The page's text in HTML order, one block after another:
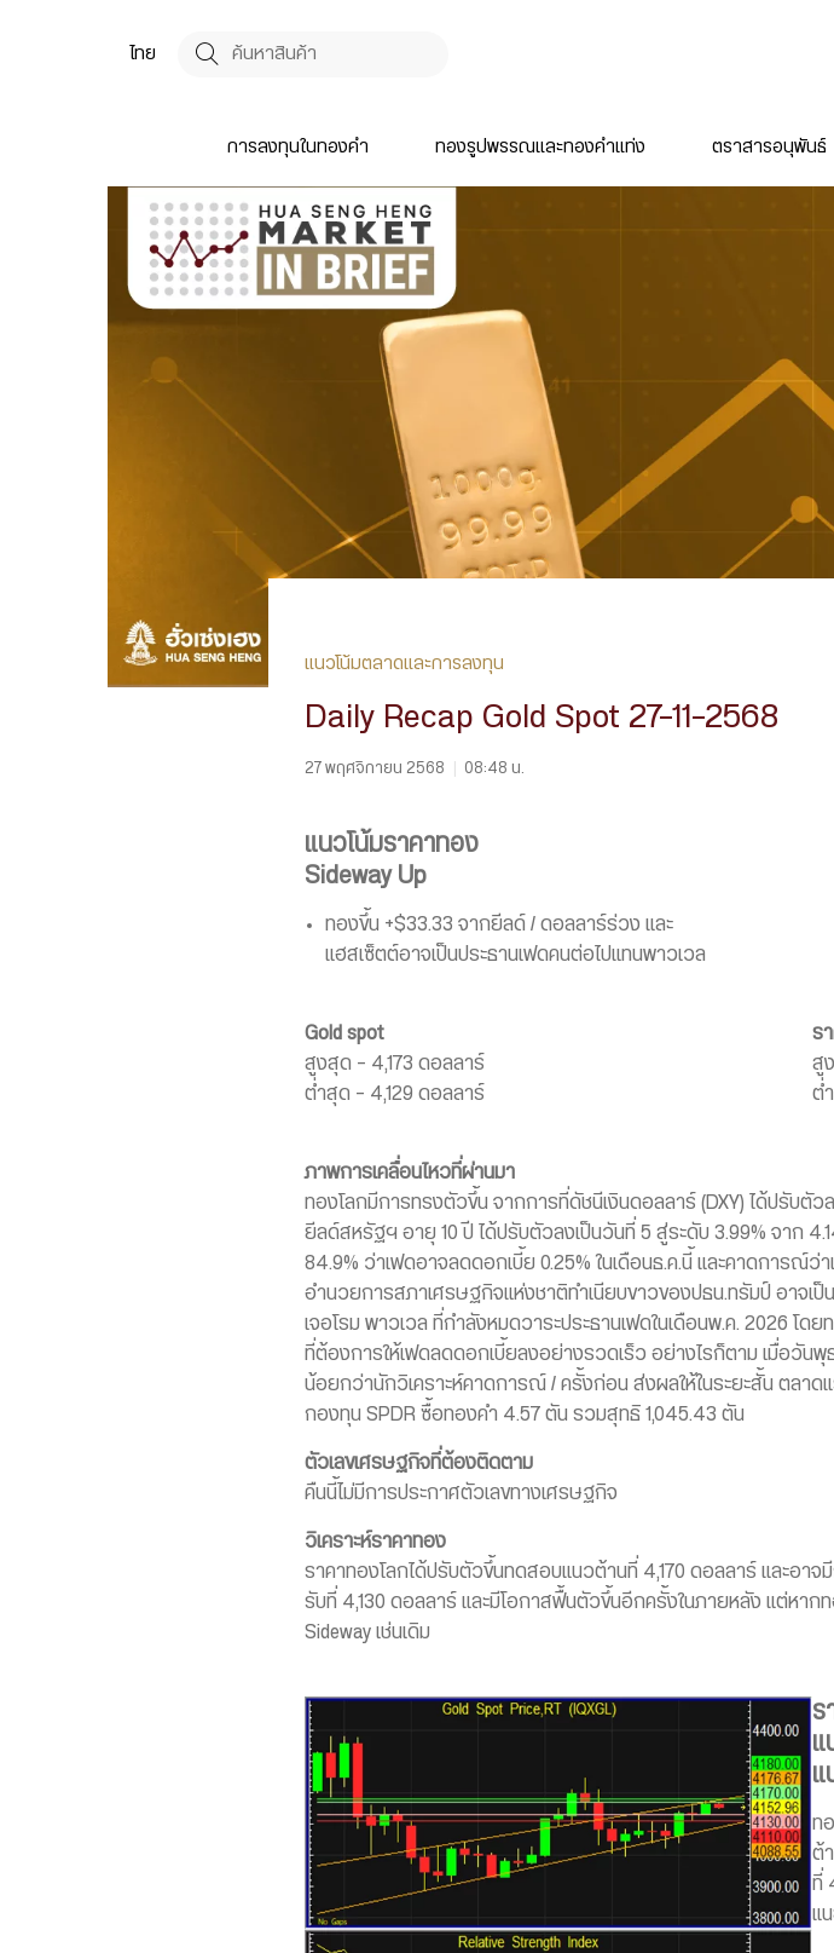
ไทย
การลงทุนในทองคำ ทองรูปพรรณและทองคำแท่ง ตราสารอนุพันธ์
แนวโน้มตลาดและการลงทุน
Daily Recap Gold Spot 27-11-2568
27 พฤศจิกายน 2568 08:48 น.
แนวโน้มราคาทอง
Sideway Up
ทองขึ้น +$33.33 จากยีลด์ / ดอลลาร์ร่วง และ
แฮสเซ็ตต์อาจเป็นประธานเฟดคนต่อไปแทนพาวเวล
Gold spot
สูงสุด – 4,173 ดอลลาร์
ต่ำสุด – 4,129 ดอลลาร์
ร
สู
ต่
ภาพการเคลื่อนไหวที่ผ่านมา
ทองโลกมีการทรงตัวขึ้น จากการที่ดัชนีเงินดอลลาร์ (DXY) ได้ปรับตั
ยีลด์สหรัฐฯ อายุ 10 ปี ได้ปรับตัวลงเป็นวันที่ 5 สู่ระดับ 3.99% จาก
84.9% ว่าเฟดอาจลดดอกเบี้ย 0.25% ในเดือนธ.ค.นี้ และคาดการณ์ว่
อำนวยการสภาเศรษฐกิจแห่งชาติทำเนียบขาวของปธน.ทรัมป์ อาจเ
เจอโรม พาวเวล ที่กำลังหมดวาระประธานเฟดในเดือนพ.ค. 2026 โด
ที่ต้องการให้เฟดลดดอกเบี้ยลงอย่างรวดเร็ว อย่างไรก็ตาม เมื่อวัน
น้อยกว่านักวิเคราะห์คาดการณ์ / ครั้งก่อน ส่งผลให้ในระยะสั้น ตลาด
กองทุน SPDR ซื้อทองคำ 4.57 ตัน รวมสุทธิ 1,045.43 ตัน
ตัวเลขเศรษฐกิจที่ต้องติดตาม
คืนนี้ไม่มีการประกาศตัวเลขทางเศรษฐกิจ
วิเคราะห์ราคาทอง
ราคาทองโลกได้ปรับตัวขึ้นทดสอบแนวต้านที่ 4,170 ดอลลาร์ และอา
รับที่ 4,130 ดอลลาร์ และมีโอกาสฟื้นตัวขึ้นอีกครั้งในภายหลัง แต่หาก
Sideway เช่นเดิม
ร
แ
แ
ท
ต้
ที่
แ